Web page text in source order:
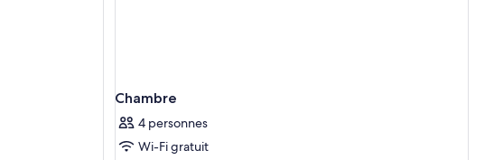
Chambre
4 personnes
Wi-Fi gratuit